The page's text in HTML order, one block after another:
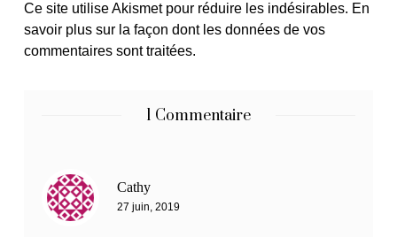
Ce site utilise Akismet pour réduire les indésirables. En
savoir plus sur la façon dont les données de vos
commentaires sont traitées.
1 Commentaire
Cathy
27 juin, 2019